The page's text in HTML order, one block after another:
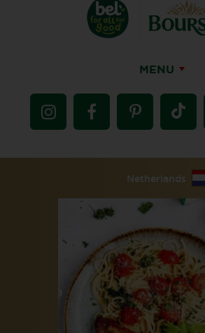
MENU
Netherlands